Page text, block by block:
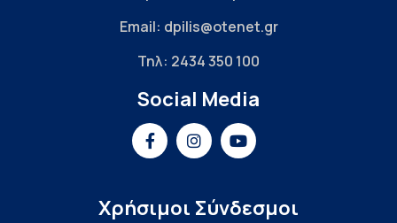
Email: dpilis@otenet.gr
Τηλ: 2434 350 100
Social Media
Χρήσιμοι Σύνδεσμοι